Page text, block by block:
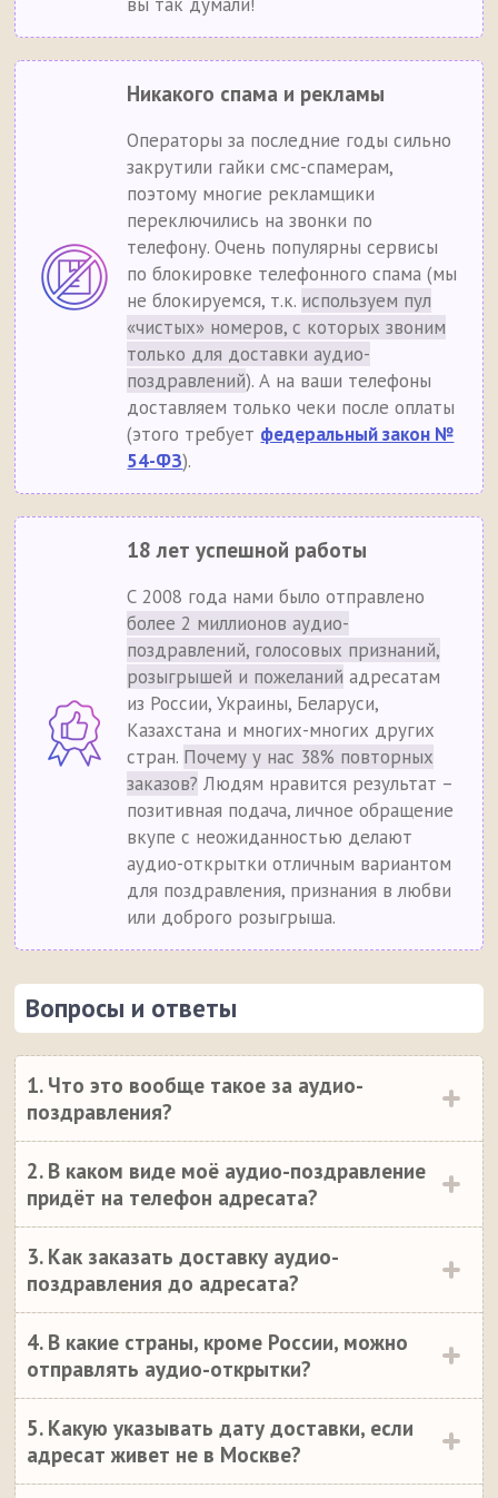
Никакого спама и рекламы
Операторы за последние годы сильно
закрутили гайки смс-спамерам,
поэтому многие рекламщики
переключились на звонки по
телефону. Очень популярны сервисы
по блокировке телефонного спама (мы
не блокируемся, т.к. используем пул
«чистых» номеров, с которых звоним
только для доставки аудио-
поздравлений). А на ваши телефоны
доставляем только чеки после оплаты
(этого требует федеральный закон №
54-ФЗ).
18 лет успешной работы
С 2008 года нами было отправлено
более 2 миллионов аудио-
поздравлений, голосовых признаний,
розыгрышей и пожеланий адресатам
из России, Украины, Беларуси,
Казахстана и многих-многих других
стран. Почему у нас 38% повторных
заказов? Людям нравится результат –
позитивная подача, личное обращение
вкупе с неожиданностью делают
аудио-открытки отличным вариантом
для поздравления, признания в любви
или доброго розыгрыша.
Вопросы и ответы
1. Что это вообще такое за аудио-
поздравления?
2. В каком виде моё аудио-поздравление
придёт на телефон адресата?
3. Как заказать доставку аудио-
поздравления до адресата?
4. В какие страны, кроме России, можно
отправлять аудио-открытки?
5. Какую указывать дату доставки, если
адресат живет не в Москве?